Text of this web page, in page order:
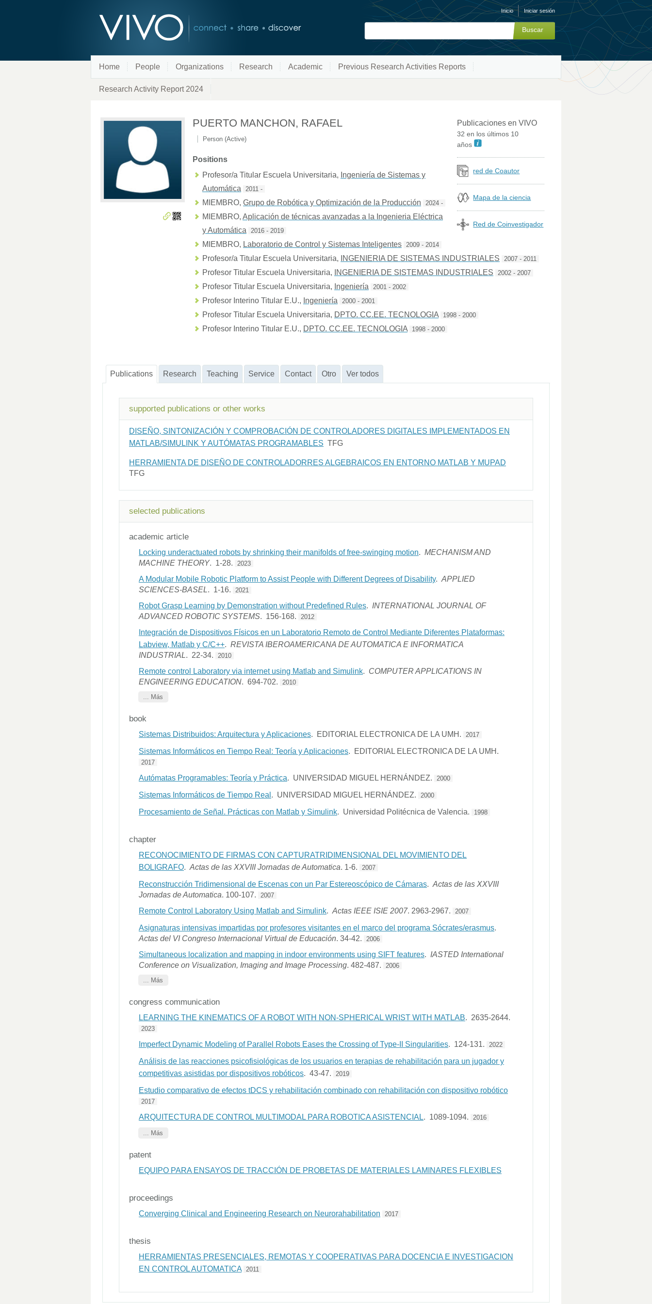
Inicio Iniciar sesión
Home People Organizations Research Academic Previous Research Activities Reports
Research Activity Report 2024
Publicaciones en VIVO
32 en los últimos 10
años
red de Coautor
Mapa de la ciencia
Red de Coinvestigador
PUERTO MANCHON, RAFAEL
Person (Active)
Positions
Profesor/a Titular Escuela Universitaria, Ingeniería de Sistemas y
Automática
2011 -
MIEMBRO, Grupo de Robótica y Optimización de la Producción 2024 -
MIEMBRO, Aplicación de técnicas avanzadas a la Ingenieria Eléctrica
y Automática
2016 - 2019
MIEMBRO, Laboratorio de Control y Sistemas Inteligentes 2009 - 2014
Profesor/a Titular Escuela Universitaria, INGENIERIA DE SISTEMAS INDUSTRIALES 2007 - 2011
Profesor Titular Escuela Universitaria, INGENIERIA DE SISTEMAS INDUSTRIALES 2002 - 2007
Profesor Titular Escuela Universitaria, Ingeniería 2001 - 2002
Profesor Interino Titular E.U., Ingeniería 2000 - 2001
Profesor Titular Escuela Universitaria, DPTO. CC.EE. TECNOLOGIA 1998 - 2000
Profesor Interino Titular E.U., DPTO. CC.EE. TECNOLOGIA 1998 - 2000
Publications Research Teaching Service Contact Otro Ver todos
supported publications or other works
DISEÑO, SINTONIZACIÓN Y COMPROBACIÓN DE CONTROLADORES DIGITALES IMPLEMENTADOS EN
MATLAB/SIMULINK Y AUTÓMATAS PROGRAMABLES TFG
HERRAMIENTA DE DISEÑO DE CONTROLADORRES ALGEBRAICOS EN ENTORNO MATLAB Y MUPAD
TFG
selected publications
academic article
Locking underactuated robots by shrinking their manifolds of free-swinging motion. MECHANISM AND
MACHINE THEORY. 1-28. 2023
A Modular Mobile Robotic Platform to Assist People with Different Degrees of Disability. APPLIED
SCIENCES-BASEL. 1-16. 2021
Robot Grasp Learning by Demonstration without Predefined Rules. INTERNATIONAL JOURNAL OF
ADVANCED ROBOTIC SYSTEMS. 156-168. 2012
Integración de Dispositivos Físicos en un Laboratorio Remoto de Control Mediante Diferentes Plataformas:
Labview, Matlab y C/C++. REVISTA IBEROAMERICANA DE AUTOMATICA E INFORMATICA
INDUSTRIAL. 22-34. 2010
Remote control Laboratory via internet using Matlab and Simulink. COMPUTER APPLICATIONS IN
ENGINEERING EDUCATION. 694-702.
2010
... Más
book
Sistemas Distribuidos: Arquitectura y Aplicaciones. EDITORIAL ELECTRONICA DE LA UMH. 2017
Sistemas Informáticos en Tiempo Real: Teoría y Aplicaciones. EDITORIAL ELECTRONICA DE LA UMH.
2017
Autómatas Programables: Teoría y Práctica. UNIVERSIDAD MIGUEL HERNÁNDEZ. 2000
Sistemas Informáticos de Tiempo Real . UNIVERSIDAD MIGUEL HERNÁNDEZ. 2000
Procesamiento de Señal. Prácticas con Matlab y Simulink. Universidad Politécnica de Valencia. 1998
chapter
RECONOCIMIENTO DE FIRMAS CON CAPTURATRIDIMENSIONAL DEL MOVIMIENTO DEL
BOLIGRAFO. Actas de las XXVIII Jornadas de Automatica. 1-6. 2007
Reconstrucción Tridimensional de Escenas con un Par Estereoscópico de Cámaras. Actas de las XXVIII
Jornadas de Automatica. 100-107. 2007
Remote Control Laboratory Using Matlab and Simulink. Actas IEEE ISIE 2007. 2963-2967. 2007
Asignaturas intensivas impartidas por profesores visitantes en el marco del programa Sócrates/erasmus.
Actas del VI Congreso Internacional Virtual de Educación. 34-42. 2006
Simultaneous localization and mapping in indoor environments using SIFT features. IASTED International
Conference on Visualization, Imaging and Image Processing. 482-487.
2006
... Más
congress communication
LEARNING THE KINEMATICS OF A ROBOT WITH NON-SPHERICAL WRIST WITH MATLAB. 2635-2644.
2023
Imperfect Dynamic Modeling of Parallel Robots Eases the Crossing of Type-II Singularities. 124-131. 2022
Análisis de las reacciones psicofisiológicas de los usuarios en terapias de rehabilitación para un jugador y
competitivas asistidas por dispositivos robóticos. 43-47. 2019
Estudio comparativo de efectos tDCS y rehabilitación combinado con rehabilitación con dispositivo robótico
2017
ARQUITECTURA DE CONTROL MULTIMODAL PARA ROBOTICA ASISTENCIAL. 1089-1094. 2016
... Más
patent
EQUIPO PARA ENSAYOS DE TRACCIÓN DE PROBETAS DE MATERIALES LAMINARES FLEXIBLES
proceedings
Converging Clinical and Engineering Research on Neurorahabilitation 2017
thesis
HERRAMIENTAS PRESENCIALES, REMOTAS Y COOPERATIVAS PARA DOCENCIA E INVESTIGACION
EN CONTROL AUTOMATICA
2011